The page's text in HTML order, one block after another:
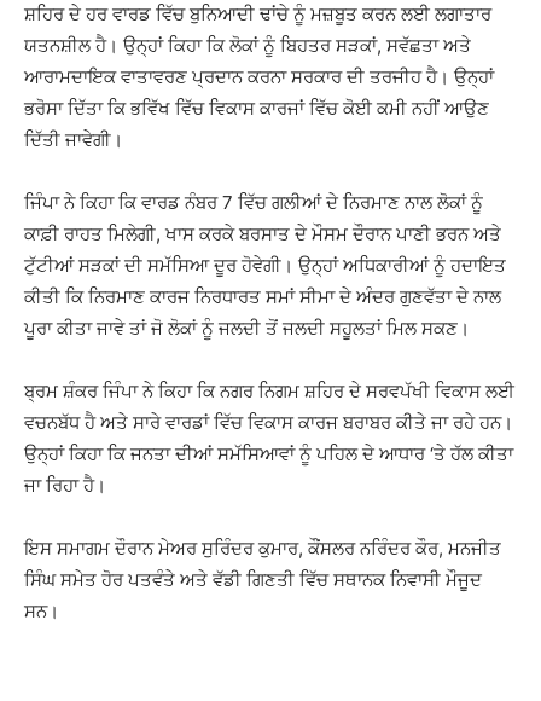
ਸ਼ਹਿਰ ਦੇ ਹਰ ਵਾਰਡ ਵਿੱਚ ਬੁਨਿਆਦੀ ਢਾਂਚੇ ਨੂੰ ਮਜ਼ਬੂਤ ਕਰਨ ਲਈ ਲਗਾਤਾਰ
ਯਤਨਸ਼ੀਲ ਹੈ। ਉਨ੍ਹਾਂ ਕਿਹਾ ਕਿ ਲੋਕਾਂ ਨੂੰ ਬਿਹਤਰ ਸੜਕਾਂ, ਸਵੱਛਤਾ ਅਤੇ
ਆਰਾਮਦਾਇਕ ਵਾਤਾਵਰਣ ਪ੍ਰਦਾਨ ਕਰਨਾ ਸਰਕਾਰ ਦੀ ਤਰਜੀਹ ਹੈ। ਉਨ੍ਹਾਂ
ਭਰੋਸਾ ਦਿੱਤਾ ਕਿ ਭਵਿੱਖ ਵਿੱਚ ਵਿਕਾਸ ਕਾਰਜਾਂ ਵਿੱਚ ਕੋਈ ਕਮੀ ਨਹੀਂ ਆਉਣ
ਦਿੱਤੀ ਜਾਵੇਗੀ।
ਜਿੰਪਾ ਨੇ ਕਿਹਾ ਕਿ ਵਾਰਡ ਨੰਬਰ 7 ਵਿੱਚ ਗਲੀਆਂ ਦੇ ਨਿਰਮਾਣ ਨਾਲ ਲੋਕਾਂ ਨੂੰ
ਕਾਫ਼ੀ ਰਾਹਤ ਮਿਲੇਗੀ, ਖਾਸ ਕਰਕੇ ਬਰਸਾਤ ਦੇ ਮੌਸਮ ਦੌਰਾਨ ਪਾਣੀ ਭਰਨ ਅਤੇ
ਟੁੱਟੀਆਂ ਸੜਕਾਂ ਦੀ ਸਮੱਸਿਆ ਦੂਰ ਹੋਵੇਗੀ। ਉਨ੍ਹਾਂ ਅਧਿਕਾਰੀਆਂ ਨੂੰ ਹਦਾਇਤ
ਕੀਤੀ ਕਿ ਨਿਰਮਾਣ ਕਾਰਜ ਨਿਰਧਾਰਤ ਸਮਾਂ ਸੀਮਾ ਦੇ ਅੰਦਰ ਗੁਣਵੱਤਾ ਦੇ ਨਾਲ
ਪੂਰਾ ਕੀਤਾ ਜਾਵੇ ਤਾਂ ਜੋ ਲੋਕਾਂ ਨੂੰ ਜਲਦੀ ਤੋਂ ਜਲਦੀ ਸਹੂਲਤਾਂ ਮਿਲ ਸਕਣ।
ਬ੍ਰਮ ਸ਼ੰਕਰ ਜਿੰਪਾ ਨੇ ਕਿਹਾ ਕਿ ਨਗਰ ਨਿਗਮ ਸ਼ਹਿਰ ਦੇ ਸਰਵਪੱਖੀ ਵਿਕਾਸ ਲਈ
ਵਚਨਬੱਧ ਹੈ ਅਤੇ ਸਾਰੇ ਵਾਰਡਾਂ ਵਿੱਚ ਵਿਕਾਸ ਕਾਰਜ ਬਰਾਬਰ ਕੀਤੇ ਜਾ ਰਹੇ ਹਨ।
ਉਨ੍ਹਾਂ ਕਿਹਾ ਕਿ ਜਨਤਾ ਦੀਆਂ ਸਮੱਸਿਆਵਾਂ ਨੂੰ ਪਹਿਲ ਦੇ ਆਧਾਰ ‘ਤੇ ਹੱਲ ਕੀਤਾ
ਜਾ ਰਿਹਾ ਹੈ।
ਇਸ ਸਮਾਗਮ ਦੌਰਾਨ ਮੇਅਰ ਸੁਰਿੰਦਰ ਕੁਮਾਰ, ਕੌਂਸਲਰ ਨਰਿੰਦਰ ਕੌਰ, ਮਨਜੀਤ
ਸਿੰਘ ਸਮੇਤ ਹੋਰ ਪਤਵੰਤੇ ਅਤੇ ਵੱਡੀ ਗਿਣਤੀ ਵਿੱਚ ਸਥਾਨਕ ਨਿਵਾਸੀ ਮੌਜੂਦ
ਸਨ।